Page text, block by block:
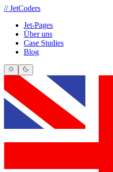
// JetCoders
Jet-Pages
Über uns
Case Studies
Blog